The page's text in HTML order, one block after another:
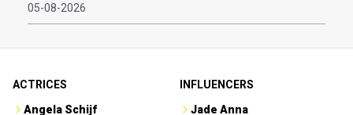
05-08-2026
ACTRICES
Angela Schijf
INFLUENCERS
Jade Anna